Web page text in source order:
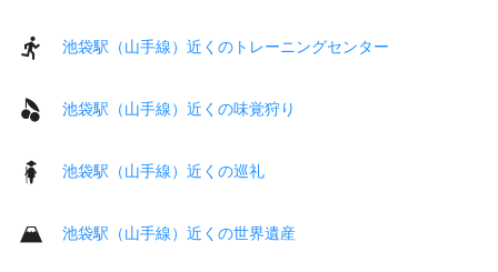
池袋駅（山手線）近くのトレーニングセンター
池袋駅（山手線）近くの味覚狩り
池袋駅（山手線）近くの巡礼
池袋駅（山手線）近くの世界遺産